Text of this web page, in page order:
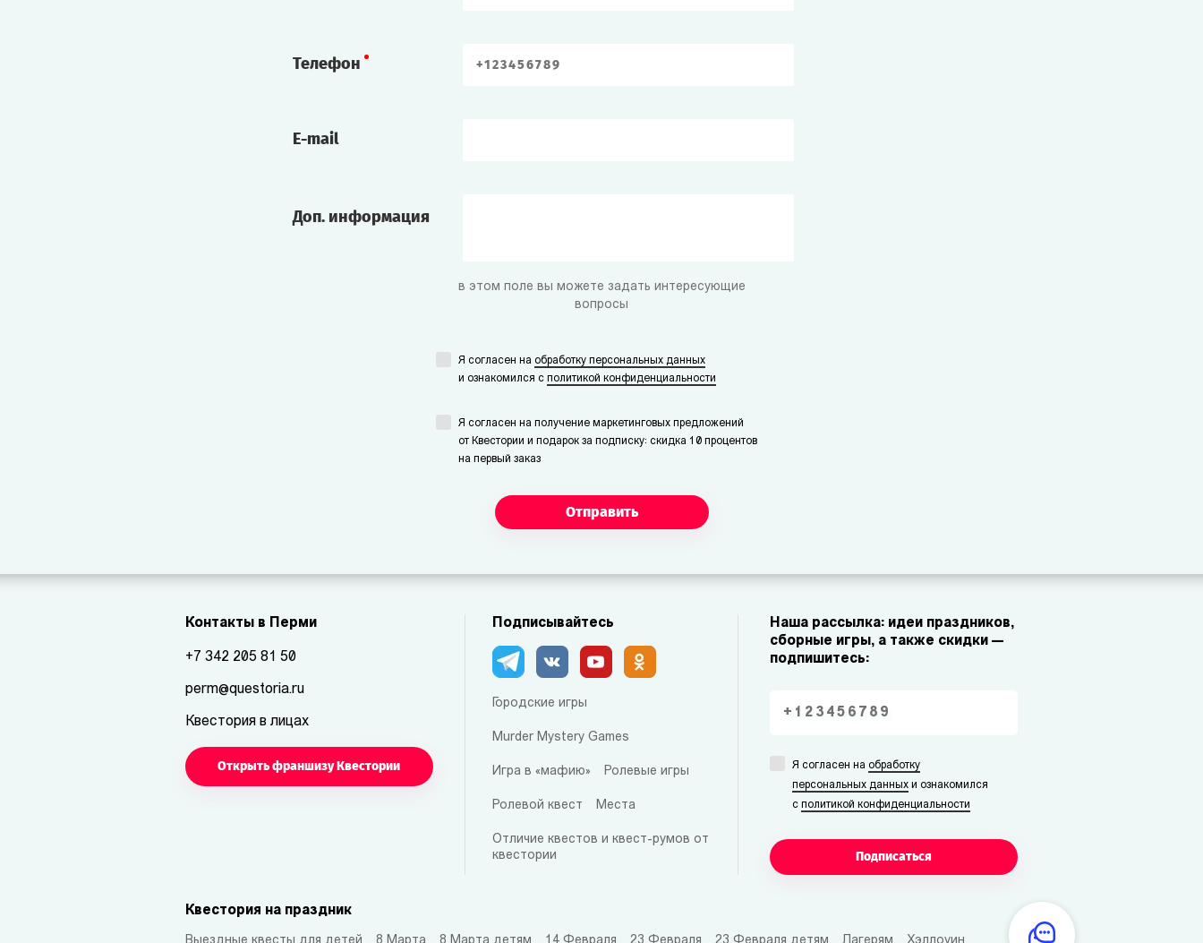
Телефон
E-mail
Доп. информация
в этом поле вы можете задать интересующие
вопросы
Я согласен на обработку персональных данных
и ознакомился с политикой конфиденциальности
Я согласен на получение маркетинговых предложений
от Квестории и подарок за подписку: скидка 10 процентов
на первый заказ
Отправить
Контакты в Перми
+7 342 205 81 50
perm@questoria.ru
Квестория в лицах
Открыть франшизу Квестории
Подписывайтесь
Городские игры
Murder Mystery Games
Игра в «мафию» Ролевые игры
Ролевой квест Места
Отличие квестов и квест-румов от
квестории
Квестория на праздник
Наша рассылка: идеи праздников,
сборные игры, а также скидки —
подпишитесь:
Я согласен на обработку
персональных данных и ознакомился
сполитикой конфиденциальности
Подписаться